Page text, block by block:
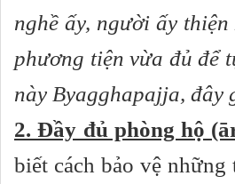
nghề ấy, người ấy
phương tiện vừa đủ để
này Byagghapajja, đây
2. Đầy đủ phòng hộ
biết cách bảo vệ